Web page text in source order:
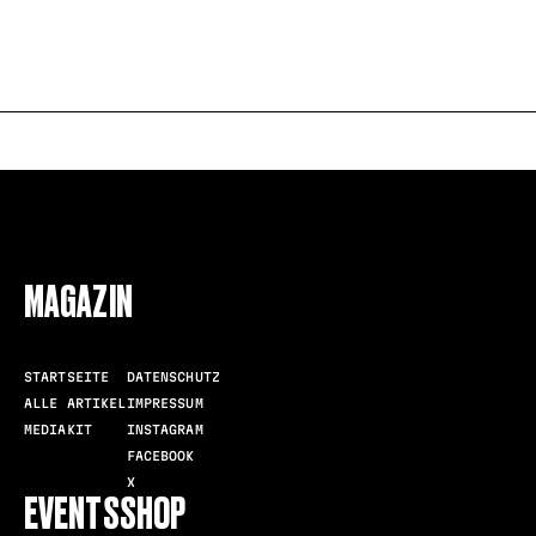
MAGAZIN
STARTSEITE
ALLE ARTIKEL
MEDIAKIT
DATENSCHUTZ
IMPRESSUM
INSTAGRAM
FACEBOOK
X
EVENTSSHOP